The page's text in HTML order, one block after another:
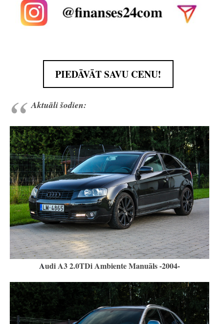
PIEDĀVĀT SAVU CENU!
Aktuāli šodien:
Audi A3 2.0TDi Ambiente Manuāls -2004-